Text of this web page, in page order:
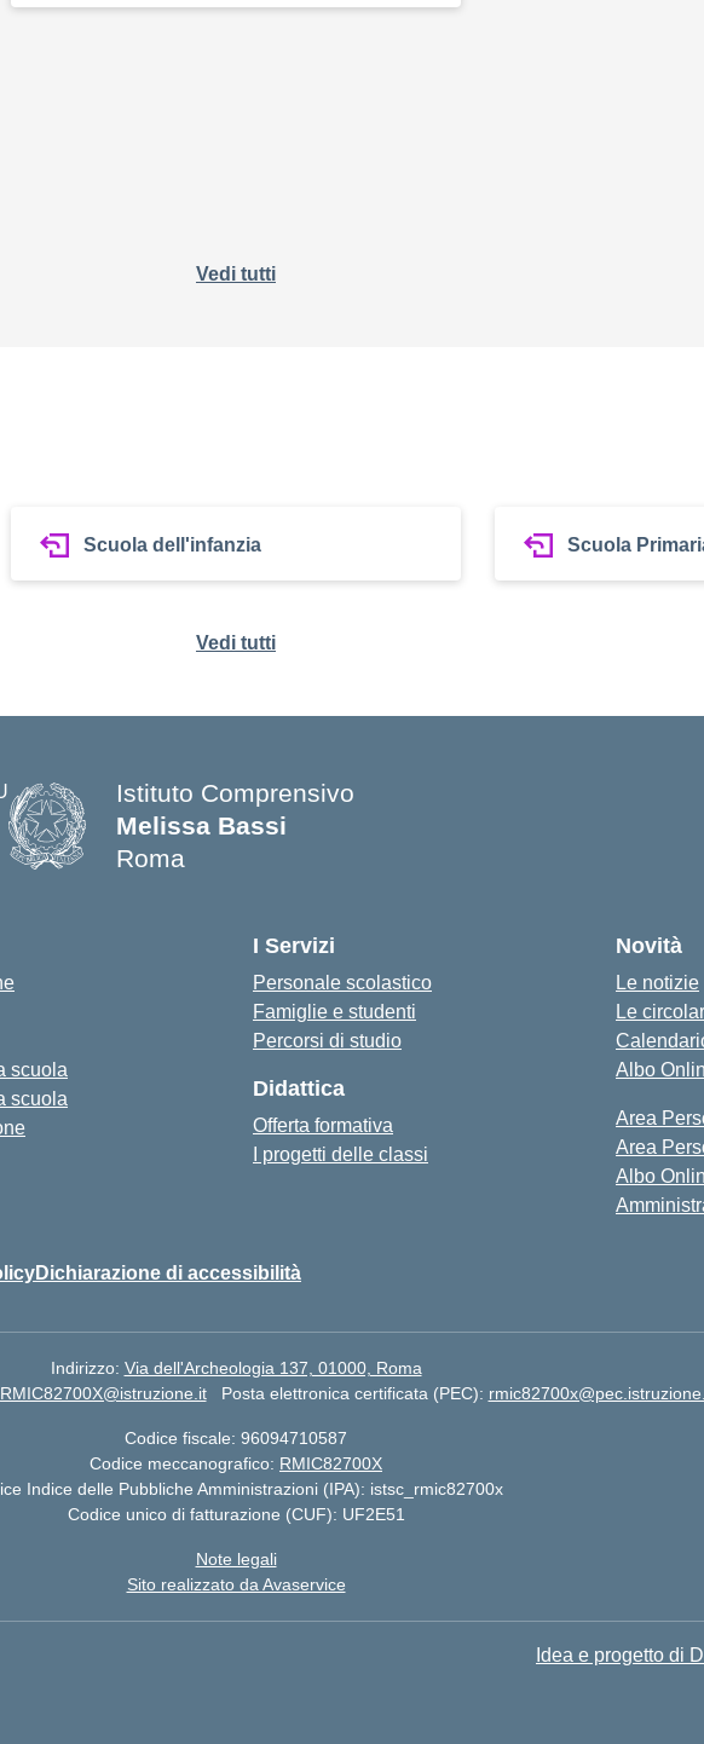
Vedi tutti
Scuola dell'infanzia Scuola
Vedi tutti
Istituto Comprensivo
Melissa Bassi
Roma
scuola
scuola
I Servizi
Personale scolastico
Famiglie e studenti
Percorsi di studio
Didattica
Offerta formativa
I progetti delle classi
Novità
Le notizie
Le
Albo
Area
Area
Albo
Dichiarazione di accessibilità
Indirizzo: Via dell'Archeologia 137, 01000, Roma
RMIC82700X@istruzione.it Posta elettronica certificata (PEC):
Codice fiscale: 96094710587
Codice meccanografico: RMIC82700X
Indice delle Pubbliche Amministrazioni (IPA): istsc_rmic82700x
Codice unico di fatturazione (CUF): UF2E51
Note legali
Sito realizzato da Avaservice
Idea e progetto di